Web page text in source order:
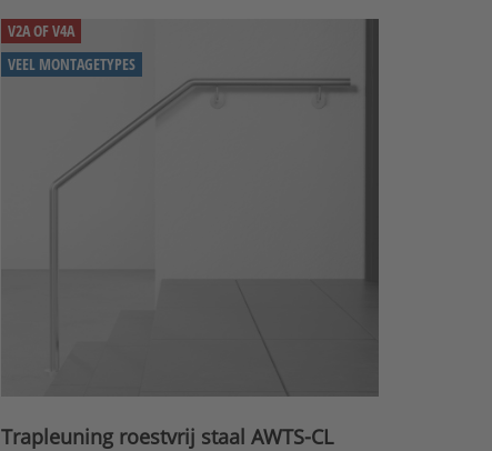
V2A OF V4A
VEEL MONTAGETYPES
Trapleuning roestvrij staal AWTS-CL